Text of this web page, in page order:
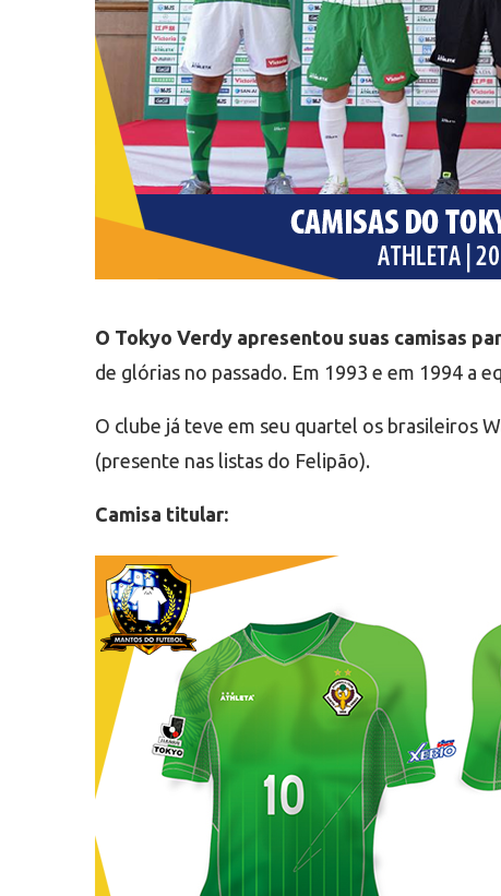
O Tokyo Verdy apresentou suas camisas
de glórias no passado. Em 1993 e em 1994 a
O clube já teve em seu quartel os brasileiros
(presente nas listas do Felipão).
Camisa titular: